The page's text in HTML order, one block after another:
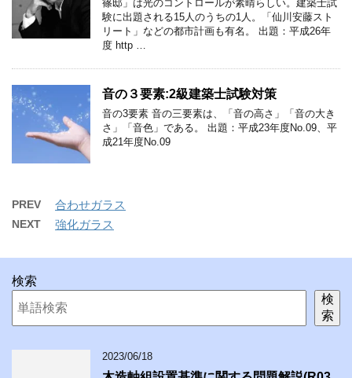
篠邸」は光のコントロールが素晴らしい。建築士試
験に出題される15人のうちの1人。「仙川安藤スト
リート」などの都市計画も有名。 出題：平成26年
度 http …
音の３要素:2級建築士試験対策
音の3要素 音の三要素は、「音の高さ」「音の大き
さ」「音色」である。 出題：平成23年度No.09、平
成21年度No.09
PREV 合わせガラス
NEXT 強化ガラス
検索
検
索
2023/06/18